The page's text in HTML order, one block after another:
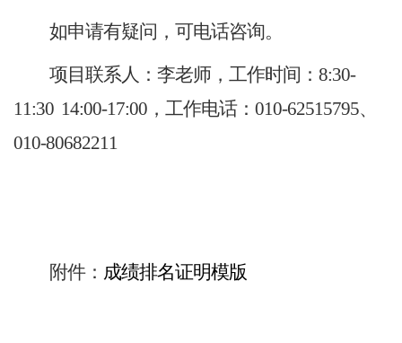
如申请有疑问，可电话咨询。
项目联系人：李老师，工作时间：8:30-
11:30 14:00-17:00，工作电话：010-62515795、
010-80682211
附件： 成绩排名证明模版